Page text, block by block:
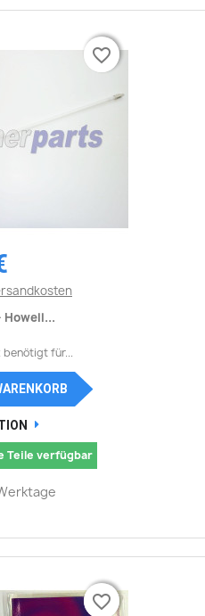
Howell...
benötigt für...
favorite_border
Teile verfügbar
favorite_border
favorite_border
favorite_border